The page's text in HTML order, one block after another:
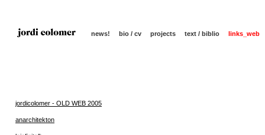
news! bio / cv projects text / biblio links_web
jordicolomer - OLD WEB 2005
anarchitekton